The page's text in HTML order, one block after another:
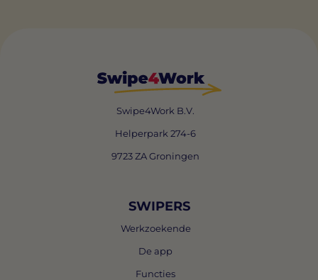
Swipe4Work B.V.
Helperpark 274-6
9723 ZA Groningen
SWIPERS
Werkzoekende
De app
Functies